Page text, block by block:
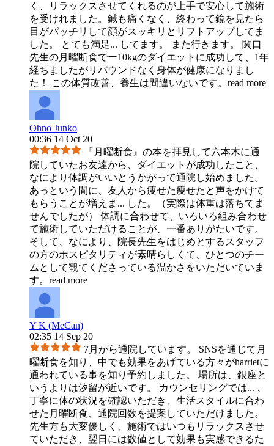
く、リラックスさせてくれるのが上手で安心して施術
を受けれました。鍼も痛くなく、終わって鏡を見たら
目がパッチリして顔がスッキリとリフトアップしてま
した。 とても満足... してます。 また行きます。 関口
先生の月曜断食でー10kgのダイエットに成功して、1年
経ちましたがリバウンドなく身体が健康になりまし
た！ この体質改善、養生は間違いないです。 read more
Ohno Junko
00:36 14 Oct 20
『月曜断食』の本を拝見して六本木に通
院していたお友達から、ダイエットが成功したこと、
なにより体調がいいとうかがって通院し始めました。
あっという間に、友人から痩せた痩せたと声をかけて
もらうことが増えま ... した。（実際は体重は落ちてま
せんでしたが） 体調に合わせて、いろいろ組み合わせ
て施術していただけることが、一番ありがたいです。
そして、なにより、院長先生をはじめとするスタッフ
の方のホスピタリティが素晴らしくて、ひとつのチー
ムとして観てくださっている温かさをいただいていま
す。 read more
Y K (MeCan)
02:35 14 Sep 20
7月から通院しています。 SNSを通じて月
曜断食を知り、中でも効果をあげている方々がharrietに
通われている事を知り予約しました。 場所は、銀座と
いうよりは汐留が近いです。 カウンセリングでは...
丁寧に体の状況を確認いただき、生活スタイルに合わ
せた月曜断食、通院回数を提案していただけました。
先生方も大変優しく、施術ではいつもリラックスさせ
ていただき、翌日には数値として効果も実感できるた